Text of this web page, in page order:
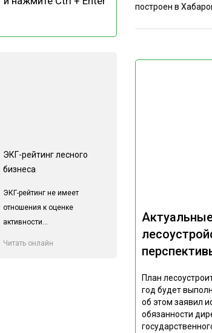
ЭКГ-рейтинг лесного
бизнеса
ЭКГ-рейтинг не имеет
отношения к оценке
активности...
Читать онлайн
План
год будет
об этом заявил
обязанности
построен в